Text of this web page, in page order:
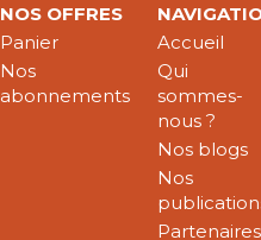
NOS OFFRES
Panier
Nos
abonnements
Accueil
Qui
sommes-
nous ?
Nos blogs
Nos
Partenaires